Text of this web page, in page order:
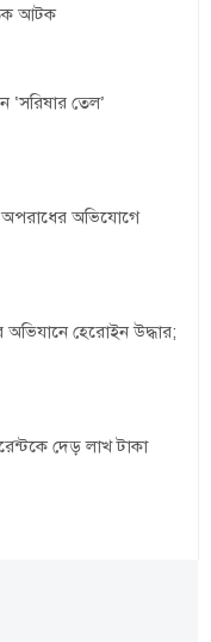
আটক
তেল’
অপরাধের অভিযোগে
অভিযানে হেরোইন উদ্ধার;
দেড় লাখ টাকা